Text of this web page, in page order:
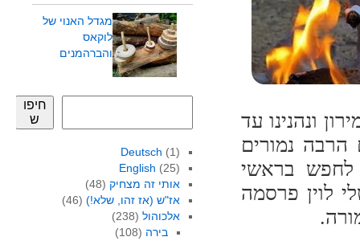
ונהנינו עד
נמורים
בראשי
לוין פרסמה
מגדל האנוי של
לוקאס
והברהמנים
חיפו
ש
Deutsch (1)
English (25)
אותי זה מצחיק(48)
אז"ש (אז זהו, שלא!)(46)
אלכוהול(238)
בירה (108)